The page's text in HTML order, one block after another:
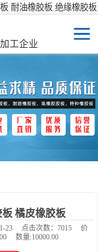
耐油橡胶板 绝缘橡胶板
工企业
橘皮橡胶板
23 点击次数：7015
价
数量:10000.00